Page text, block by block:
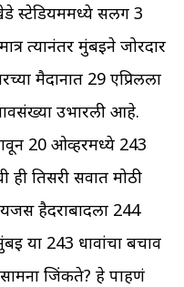
स्टेडियममध्ये सलग 3
त्यानंतर मुंबईने जोरदार
मैदानात 29 एप्रिलला
धावसंख्या उभारली आहे.
20 ओव्हरमध्ये 243
तिसरी सर्वात मोठी
हैदराबादला 244
या 243 धावांचा बचाव
जिंकते? हे पाहणं